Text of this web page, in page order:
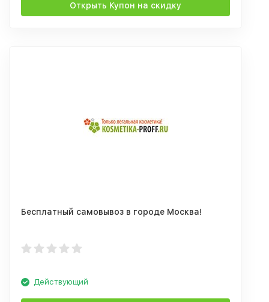
Открыть Купон на скидку
Бесплатный самовывоз в городе Москва!
Действующий